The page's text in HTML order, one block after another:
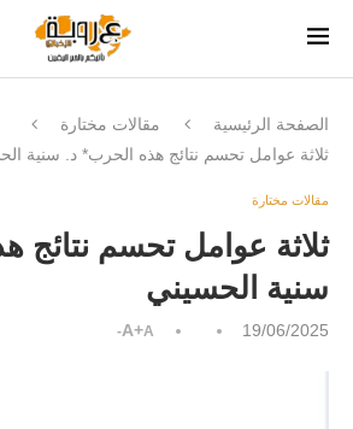
الصفحة الرئيسية
مقالات مختارة
ثلاثة عوامل تحسم نتائج هذه الحرب* د. سنية
مقالات مختارة
ثلاثة عوامل تحسم نتائج
سنية الحسيني
19/06/2025
A+A-